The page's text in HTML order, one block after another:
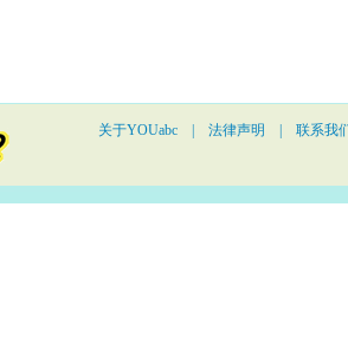
关于YOUabc 法律声明 联系我